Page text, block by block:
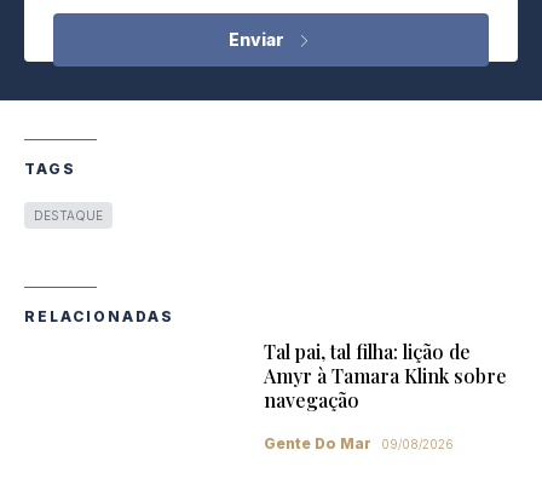
TAGS
DESTAQUE
RELACIONADAS
Tal pai, tal filha: lição de
Amyr à Tamara Klink sobre
navegação
Gente Do Mar 09/08/2026